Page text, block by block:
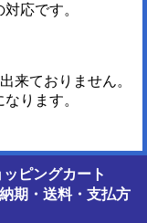
応です。
来ておりません。
ります。
ッピングカート
期・送料・支払方